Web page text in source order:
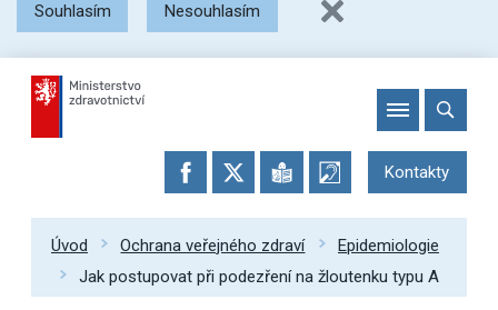
Souhlasím Nesouhlasím
Kontakty
Úvod Ochrana veřejného zdraví
Epidemiologie
Jak postupovat při podezření na žloutenku typu A